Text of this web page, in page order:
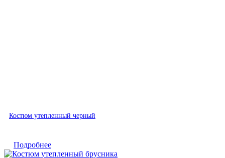
Костюм утепленный черный
Подробнее